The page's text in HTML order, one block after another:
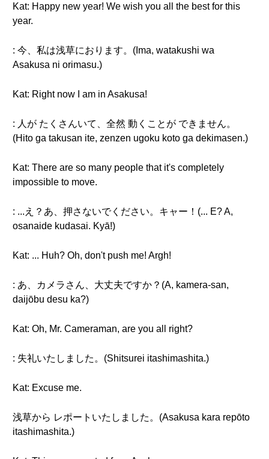
Kat: Happy new year! We wish you all the best for this
year.
: 今、私は浅草におります。(Ima, watakushi wa
Asakusa ni orimasu.)
Kat: Right now I am in Asakusa!
: 人が たくさんいて、全然 動くことが できません。
(Hito ga takusan ite, zenzen ugoku koto ga dekimasen.)
Kat: There are so many people that it's completely
impossible to move.
: ...え？あ、押さないでください。キャー！(... E? A,
osanaide kudasai. Kyā!)
Kat: ... Huh? Oh, don't push me! Argh!
: あ、カメラさん、大丈夫ですか？(A, kamera-san,
daijōbu desu ka?)
Kat: Oh, Mr. Cameraman, are you all right?
: 失礼いたしました。(Shitsurei itashimashita.)
Kat: Excuse me.
浅草から レポートいたしました。(Asakusa kara repōto
itashimashita.)